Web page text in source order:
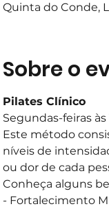
Quinta do Conde,
Sobre o
Pilates Clínico
Segundas-feiras às
Este método
níveis de
ou dor de cada
Conheça alguns
- Fortalecimento